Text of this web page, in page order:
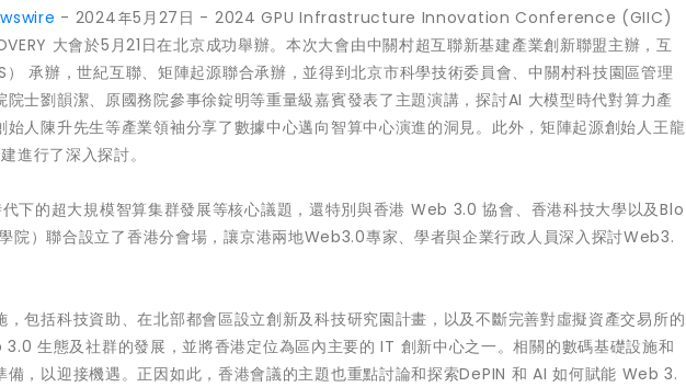
- 2024年5月27日 - 2024 GPU Infrastructure Innovation Conference (GIIC)
大會於5月21日在北京成功舉辦。本次大會由中關村超互聯新基建產業創新聯盟主辦，互
） 承辦，世紀互聯、矩陣起源聯合承辦，並得到北京市科學技術委員會、中關村科技園區管理
士劉韻潔、原國務院參事徐錠明等重量級嘉賓發表了主題演講，探討AI 大模型時代對算力產
人陳升先生等產業領袖分享了數據中心邁向智算中心演進的洞見。此外，矩陣起源創始人王龍
進行了深入探討。
下的超大規模智算集群發展等核心議題，還特別與香港 Web 3.0 協會、香港科技大學以及Blo
）聯合設立了香港分會場，讓京港兩地Web3.0專家、學者與企業行政人員深入探討Web3.
包括科技資助、在北部都會區設立創新及科技研究園計畫，以及不斷完善對虛擬資產交易所的
生態及社群的發展，並將香港定位為區內主要的 IT 創新中心之一。相關的數碼基礎設施和
備，以迎接機遇。正因如此，香港會議的主題也重點討論和探索DePIN 和 AI 如何賦能 Web 3.